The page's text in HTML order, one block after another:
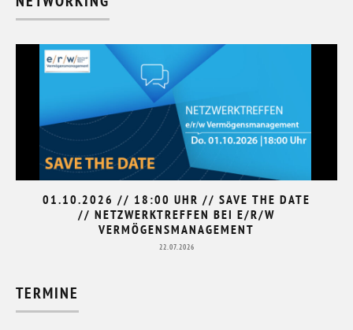
01.10.2026 // 18:00 UHR // SAVE THE DATE
// NETZWERKTREFFEN BEI E/R/W
VERMÖGENSMANAGEMENT
22.07.2026
TERMINE